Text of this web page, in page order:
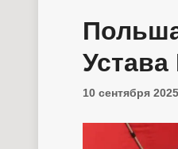
10 сентября 2025